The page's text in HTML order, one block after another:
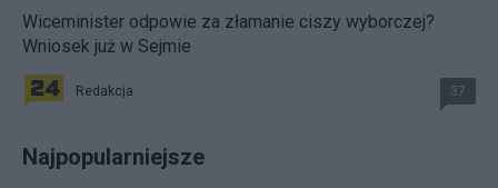
Wiceminister odpowie za złamanie ciszy wyborczej?
Wniosek już w Sejmie
Redakcja 37
Najpopularniejsze